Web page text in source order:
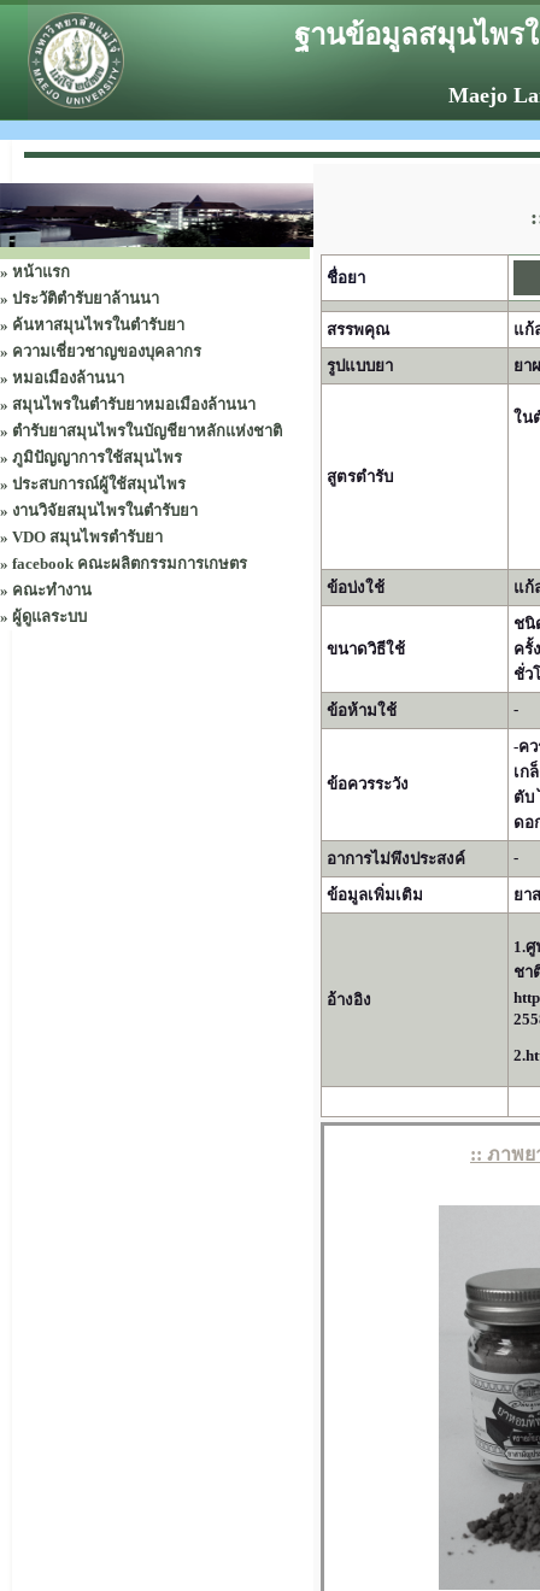
ฐานข้อมูลสมุนไพร
Maejo
» หน้าแรก
» ประวัติตำรับยาล้านนา
» ค้นหาสมุนไพรในตำรับยา
» ความเชี่ยวชาญของบุคลากร
» หมอเมืองล้านนา
» สมุนไพรในตำรับยาหมอเมืองล้านนา
» ตำรับยาสมุนไพรในบัญชียาหลักแห่งชาติ
» ภูมิปัญญาการใช้สมุนไพร
» ประสบการณ์ผู้ใช้สมุนไพร
» งานวิจัยสมุนไพรในตำรับยา
» VDO สมุนไพรตำรับยา
» facebook คณะผลิตกรรมการเกษตร
» คณะทำงาน
» ผู้ดูแลระบบ
ชื่อยา
สรรพคุณ
แก้
รูปแบบยา
ยา
สูตรตำรับ
ใน
ข้อบ่งใช้ แก้
ขนาดวิธีใช้
ชนิ
ครั้
ชั่ว
ข้อห้ามใช้
-
ข้อควรระวัง
-ค
เก
ตับ
ดอ
อาการไม่พึงประสงค์
-
ข้อมูลเพิ่มเติม ยา
อ้างอิง
1.
ชา
:: ภาพย